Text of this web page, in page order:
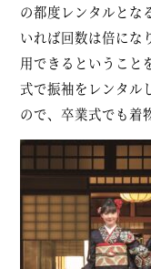
の都度レンタルとな
いれば回数は倍に
用できるということ
式で振袖をレンタル
ので、卒業式でも着